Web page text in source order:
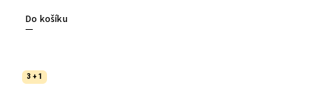
Do košíku
3 + 1